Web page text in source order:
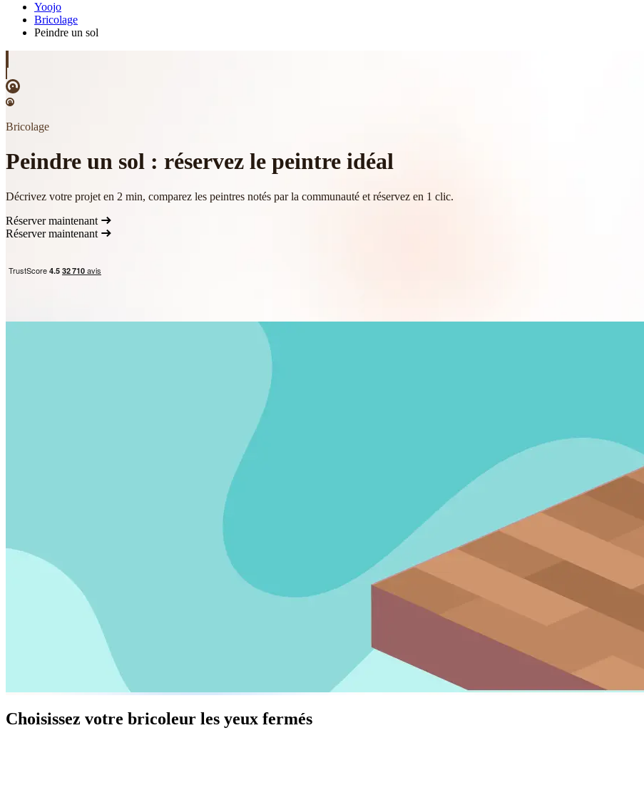
Yoojo
Bricolage
Peindre un sol
Bricolage
Peindre un sol : réservez le peintre idéal
Décrivez votre projet en 2 min, comparez les peintres notés par la communauté et réservez en 1 clic.
Réserver maintenant
Réserver maintenant
Choisissez votre bricoleur les yeux fermés